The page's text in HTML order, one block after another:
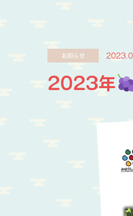
お知らせ
2023年